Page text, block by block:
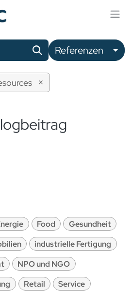
Referenzen
×
Food
Gesundheit
industrielle Fertigung
NPO und NGO
Retail
Service